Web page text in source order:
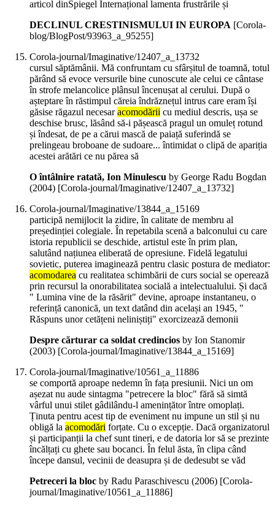
articol dinSpiegel Internațional lamenta frustrările și
DECLINUL CRESTINISMULUI IN EUROPA [Corola-
blog/BlogPost/93963_a_95255]
Corola-journal/Imaginative/12407_a_13732
cursul săptămânii. Mă confruntam cu sfârșitul de toamnă, totul
părând să evoce versurile bine cunoscute ale celui ce cântase
în strofe melancolice plânsul încenușat al cerului. După o
așteptare în răstimpul căreia îndrăznețul intrus care eram își
găsise răgazul necesaracomodării cu mediul descris, ușa se
deschise brusc, lăsând să-i pășească pragul un omuleț rotund
și îndesat, de pe a cărui mască de paiață suferindă se
prelingeau broboane de sudoare... întimidat o clipă de apariția
acestei arătări ce nu părea să
O întâlnire ratată, Ion Minulescu by George Radu Bogdan
(2004) [Corola-journal/Imaginative/12407_a_13732]
Corola-journal/Imaginative/13844_a_15169
participă nemijlocit la zidire, în calitate de membru al
președinției colegiale. În repetabila scenă a balconului cu care
istoria republicii se deschide, artistul este în prim plan,
salutând națiunea eliberată de opresiune. Fidelă legatului
sovietic, puterea imaginează pentru clasic postura de mediator:
acomodarea cu realitatea schimbării de curs social se operează
prin recursul la onorabilitatea socială a intelectualului. Și dacă
" Lumina vine de la răsărit" devine, aproape instantaneu, o
referință canonică, un text datând din același an 1945, "
Răspuns unor cetățeni neliniștiți" exorcizează demonii
Despre cărturar ca soldat credincios by Ion Stanomir
(2003) [Corola-journal/Imaginative/13844_a_15169]
Corola-journal/Imaginative/10561_a_11886
se comportă aproape nedemn în fața presiunii. Nici un om
așezat nu aude sintagma "petrecere la bloc" fără să simtă
vârful unui stilet gâdilându-l amenințător între omoplați.
Ținuta pentru acest tip de eveniment nu impune un stil și nu
obligă la acomodări forțate. Cu o excepție. Dacă organizatorul
și participanții la chef sunt tineri, e de datoria lor să se prezinte
încălțați cu ghete sau bocanci. În felul ăsta, în clipa când
începe dansul, vecinii de deasupra și de dedesubt se văd
Petreceri la bloc by Radu Paraschivescu (2006) [Corola-
journal/Imaginative/10561_a_11886]